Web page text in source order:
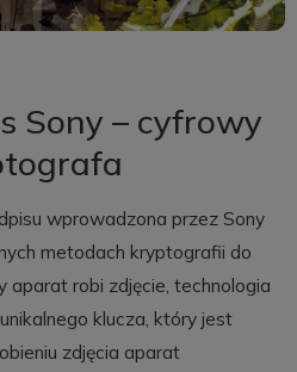
Sony – cyfrowy
wprowadzona przez Sony
metodach kryptografii do
aparat robi zdjęcie, technologia
klucza, który jest
zdjęcia aparat